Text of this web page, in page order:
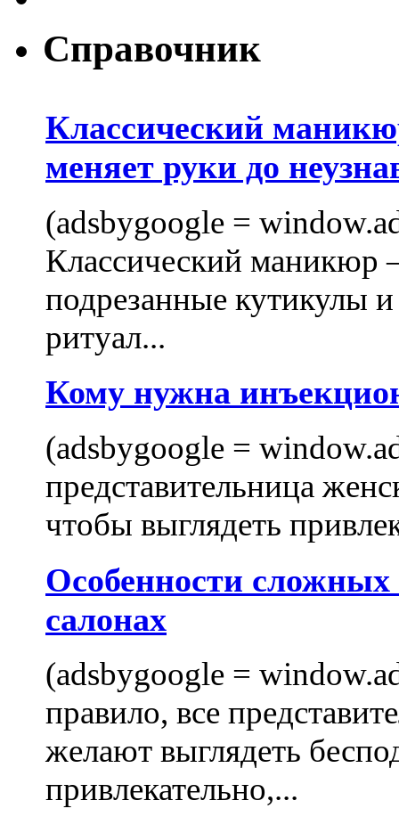
Справочник
Классический
меняет руки до
(adsbygoogle =
Классический маникюр
подрезанные кутикулы
ритуал...
Кому нужна
(adsbygoogle =
представительница
чтобы выглядеть
Особенности
салонах
(adsbygoogle =
правило, все
желают выглядеть
привлекательно,...